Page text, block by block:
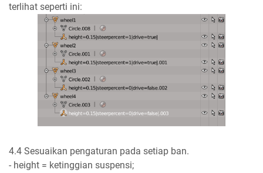
terlihat seperti ini:
4.4 Sesuaikan pengaturan pada setiap ban.
- height = ketinggian suspensi;